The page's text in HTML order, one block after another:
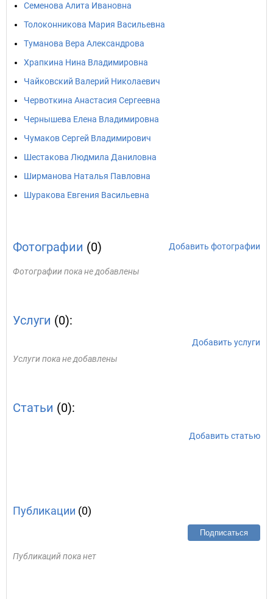
Семенова Алита Ивановна
Толоконникова Мария Васильевна
Туманова Вера Александрова
Храпкина Нина Владимировна
Чайковский Валерий Николаевич
Червоткина Анастасия Сергеевна
Чернышева Елена Владимировна
Чумаков Сергей Владимирович
Шестакова Людмила Даниловна
Ширманова Наталья Павловна
Шуракова Евгения Васильевна
Фотографии (0) Добавить фотографии
Фотографии пока не добавлены
Услуги (0):
Добавить услуги
Услуги пока не добавлены
Статьи (0):
Добавить статью
Публикации (0)
Подписаться
Публикаций пока нет